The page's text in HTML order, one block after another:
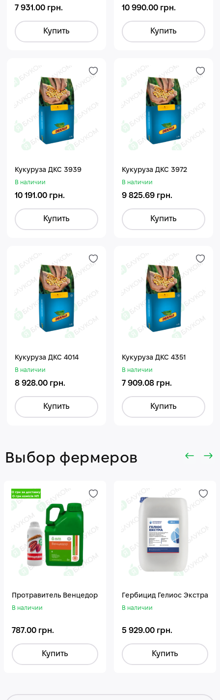
7 931.00 грн.
Купить
10 990.00 грн.
Купить
Кукуруза ДКС 3939
В наличии
10 191.00 грн.
Купить
Кукуруза ДКС 3972
В наличии
9 825.69 грн.
Купить
Кукуруза ДКС 4014
В наличии
8 928.00 грн.
Купить
Кукуруза ДКС 4351
В наличии
7 909.08 грн.
Купить
Выбор фермеров
Протравитель Венцедор
В наличии
787.00 грн.
Купить
Гepбицид Гелиос Экстра
В наличии
5 929.00 грн.
Купить